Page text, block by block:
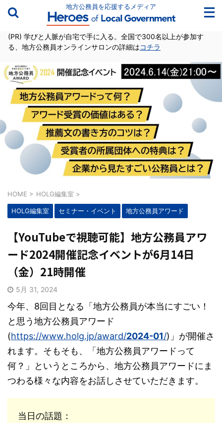
地方公務員を応援するメディア
(PR) 学びと人脈が自宅で手に入る。全国で300名以上が参加す
る、地方公務員オンラインサロンの詳細はコチラ
HOME > HOLG編集室 >
HOLG編集室 セミナー・イベント 地方公務員アワード
【YouTubeで視聴可能】地方公務員アワ
ード2024開催記念イベントが6月14日
（金）21時開催
5月 31, 2024
今年、8回目となる「地方公務員が本当にすごい！
と思う地方公務員アワード
(https://www.holg.jp/award/2024-01/)」が開催さ
れます。そもそも、「地方公務員アワードって
何？」というところから、地方公務員アワードにま
つわる様々な内容をお話しさせていただきます。
当日の話題：